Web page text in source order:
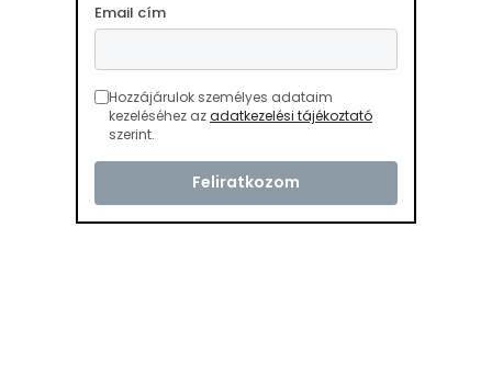
Email cím
Hozzájárulok személyes adataim
kezeléséhez azadatkezelési tájékoztató
szerint.